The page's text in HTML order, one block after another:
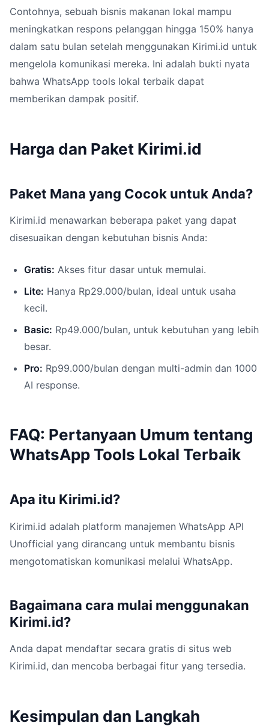
Contohnya, sebuah bisnis makanan lokal mampu
meningkatkan respons pelanggan hingga 150% hanya
dalam satu bulan setelah menggunakan Kirimi.id untuk
mengelola komunikasi mereka. Ini adalah bukti nyata
bahwa WhatsApp tools lokal terbaik dapat
memberikan dampak positif.
Harga dan Paket Kirimi.id
Paket Mana yang Cocok untuk Anda?
Kirimi.id menawarkan beberapa paket yang dapat
disesuaikan dengan kebutuhan bisnis Anda:
Gratis: Akses fitur dasar untuk memulai.
Lite: Hanya Rp29.000/bulan, ideal untuk usaha
kecil.
Basic: Rp49.000/bulan, untuk kebutuhan yang lebih
besar.
Pro: Rp99.000/bulan dengan multi-admin dan 1000
AI response.
FAQ: Pertanyaan Umum tentang
WhatsApp Tools Lokal Terbaik
Apa itu Kirimi.id?
Kirimi.id adalah platform manajemen WhatsApp API
Unofficial yang dirancang untuk membantu bisnis
mengotomatiskan komunikasi melalui WhatsApp.
Bagaimana cara mulai menggunakan
Kirimi.id?
Anda dapat mendaftar secara gratis di situs web
Kirimi.id, dan mencoba berbagai fitur yang tersedia.
Kesimpulan dan Langkah